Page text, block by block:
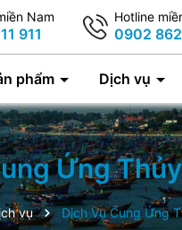
Nam
911
Hotline
0902 862
phẩm Dịch vụ
Ứng
vụ Dịch Vụ Cung Ứng